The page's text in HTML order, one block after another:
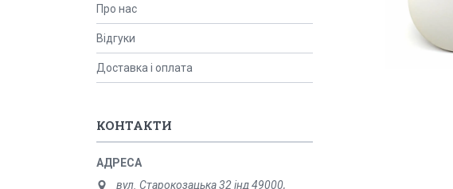
Про нас
Відгуки
Доставка і оплата
КОНТАКТИ
вул. Старокозацька 32 інд 49000,